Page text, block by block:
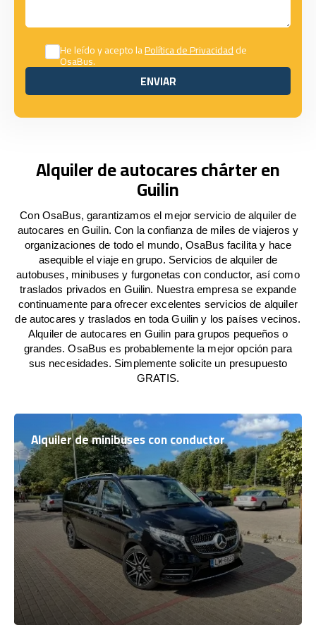
He leído y acepto laPolítica de Privacidadde
OsaBus.
ENVIAR
ENVIAR
Alquiler de autocares chárter en
Guilin
Con OsaBus, garantizamos el mejor servicio de alquiler de
autocares en Guilin. Con la confianza de miles de viajeros y
organizaciones de todo el mundo, OsaBus facilita y hace
asequible el viaje en grupo. Servicios de alquiler de
autobuses, minibuses y furgonetas con conductor, así como
traslados privados en Guilin. Nuestra empresa se expande
continuamente para ofrecer excelentes servicios de alquiler
de autocares y traslados en toda Guilin y los países vecinos.
Alquiler de autocares en Guilin para grupos pequeños o
grandes. OsaBus es probablemente la mejor opción para
sus necesidades. Simplemente solicite un presupuesto
GRATIS.
Alquiler de minibuses con conductor